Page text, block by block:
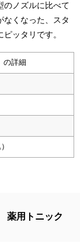
のノズルに比べて
なくなった、スタ
ッタリです。
の詳細
薬用トニック